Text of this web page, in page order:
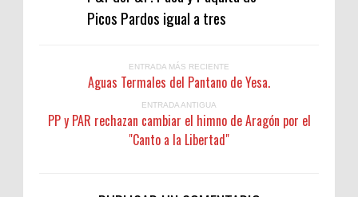
Picos Pardos igual a tres
ENTRADA MÁS RECIENTE
Aguas Termales del Pantano de Yesa.
ENTRADA ANTIGUA
PP y PAR rechazan cambiar el himno de Aragón por el
"Canto a la Libertad"